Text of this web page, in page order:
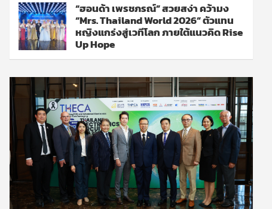
“ฮอนด้า เพรชภรณ์” สวยสง่า คว้ามง
“Mrs. Thailand World 2026” ตัวแทน
หญิงแกร่งสู่เวทีโลก ภายใต้แนวคิด Rise
Up Hope